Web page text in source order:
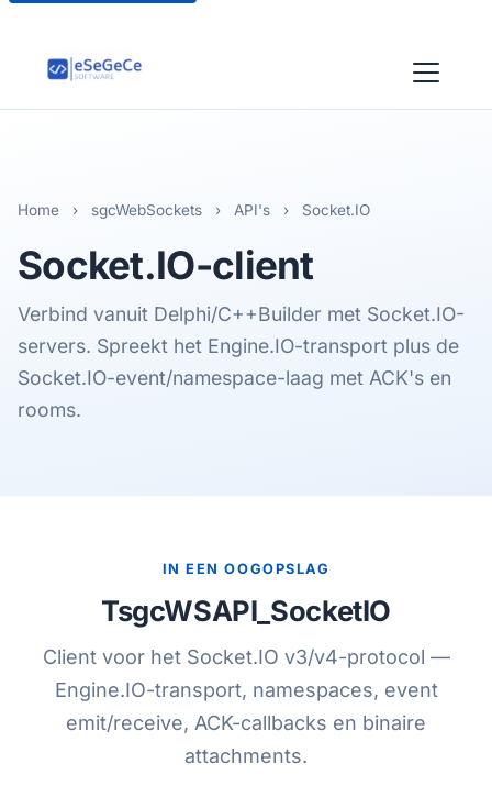
Home › sgcWebSockets › API's › Socket.IO
Socket.IO-client
Verbind vanuit Delphi/C++Builder met Socket.IO-
servers. Spreekt het Engine.IO-transport plus de
Socket.IO-event/namespace-laag met ACK's en
rooms.
IN EEN OOGOPSLAG
TsgcWSAPI_SocketIO
Client voor het Socket.IO v3/v4-protocol —
Engine.IO-transport, namespaces, event
emit/receive, ACK-callbacks en binaire
attachments.